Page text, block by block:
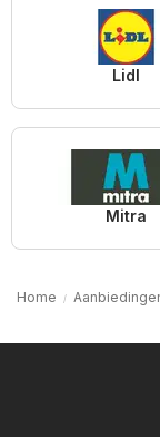
Lidl
Mitra
Home